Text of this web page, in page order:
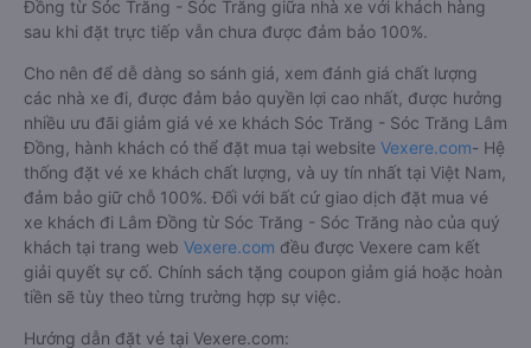
Đồng từ Sóc Trăng - Sóc Trăng giữa nhà xe với khách hàng
sau khi đặt trực tiếp vẫn chưa được đảm bảo 100%.
Cho nên để dễ dàng so sánh giá, xem đánh giá chất lượng
các nhà xe đi, được đảm bảo quyền lợi cao nhất, được hưởng
nhiều ưu đãi giảm giá vé xe khách Sóc Trăng - Sóc Trăng Lâm
Đồng, hành khách có thể đặt mua tại website Vexere.com- Hệ
thống đặt vé xe khách chất lượng, và uy tín nhất tại Việt Nam,
đảm bảo giữ chỗ 100%. Đối với bất cứ giao dịch đặt mua vé
xe khách đi Lâm Đồng từ Sóc Trăng - Sóc Trăng nào của quý
khách tại trang web Vexere.com đều được Vexere cam kết
giải quyết sự cố. Chính sách tặng coupon giảm giá hoặc hoàn
tiền sẽ tùy theo từng trường hợp sự việc.
Hướng dẫn đặt vé tại Vexere.com: